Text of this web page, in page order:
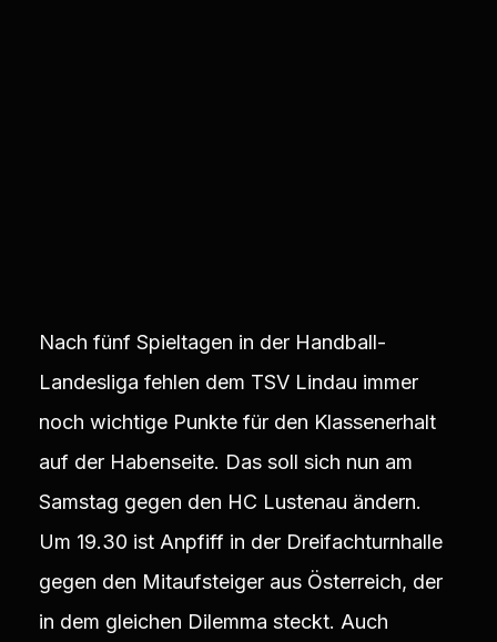
Nach fünf Spieltagen in der Handball-
Landesliga fehlen dem TSV Lindau immer
noch wichtige Punkte für den Klassenerhalt
auf der Habenseite. Das soll sich nun am
Samstag gegen den HC Lustenau ändern.
Um 19.30 ist Anpfiff in der Dreifachturnhalle
gegen den Mitaufsteiger aus Österreich, der
in dem gleichen Dilemma steckt. Auch